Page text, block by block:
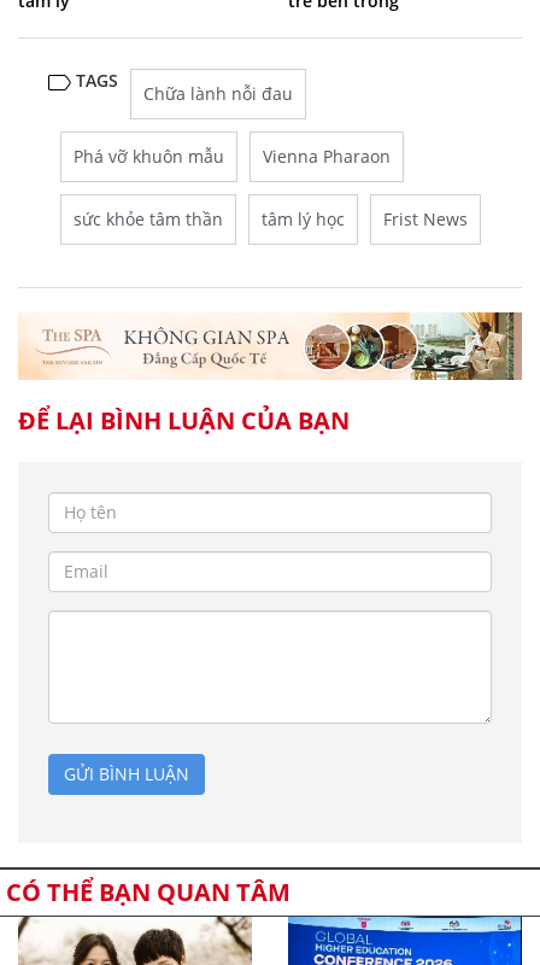
TAGS
Chữa lành nỗi đau
Phá vỡ khuôn mẫu Vienna Pharaon
sức khỏe tâm thần tâm lý học Frist News
ĐỂ LẠI BÌNH LUẬN CỦA BẠN
GỬI BÌNH LUẬN
CÓ THỂ BẠN QUAN TÂM